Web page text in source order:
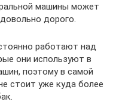
машины может
дорого.
работают над
они используют в
поэтому в самой
стоит уже куда более